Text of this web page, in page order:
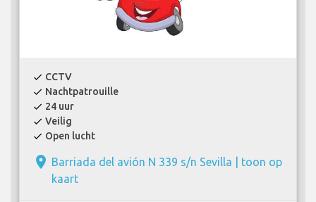
check CCTV
check Nachtpatrouille
check 24 uur
check Veilig
check Open lucht
place Barriada del avión N 339 s/n Sevilla | toon op
kaart